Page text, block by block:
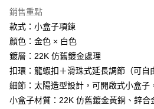
銷售重點
款式：小盒子項鍊
顏色：金色 × 白色
鍍層：22K 仿舊鍍金處理
扣環：龍蝦扣＋滑珠式延長調節（可自
細節：太陽造型設計，可開啟式小盒子
小盒子材質：22K 仿舊鍍金黃銅、鋅合